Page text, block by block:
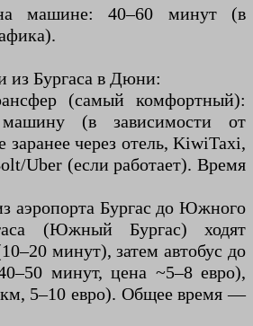
машине: 40–60 минут (в
из Бургаса в Дюни:
(самый комфортный):
(в зависимости от
заранее через отель, KiwiTaxi,
Uber (если работает). Время
аэропорта Бургас до Южного
(Южный Бургас) ходят
минут), затем автобус до
минут, цена ~5–8 евро),
5–10 евро). Общее время —